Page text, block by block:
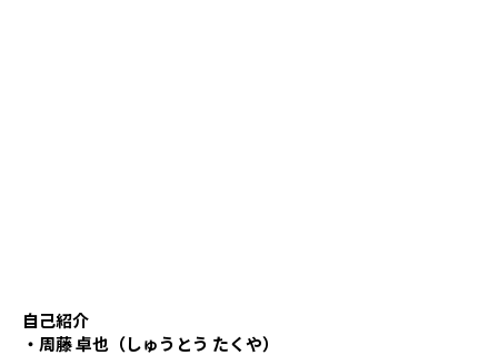
自己紹介
・周藤 卓也（しゅうとう たくや）